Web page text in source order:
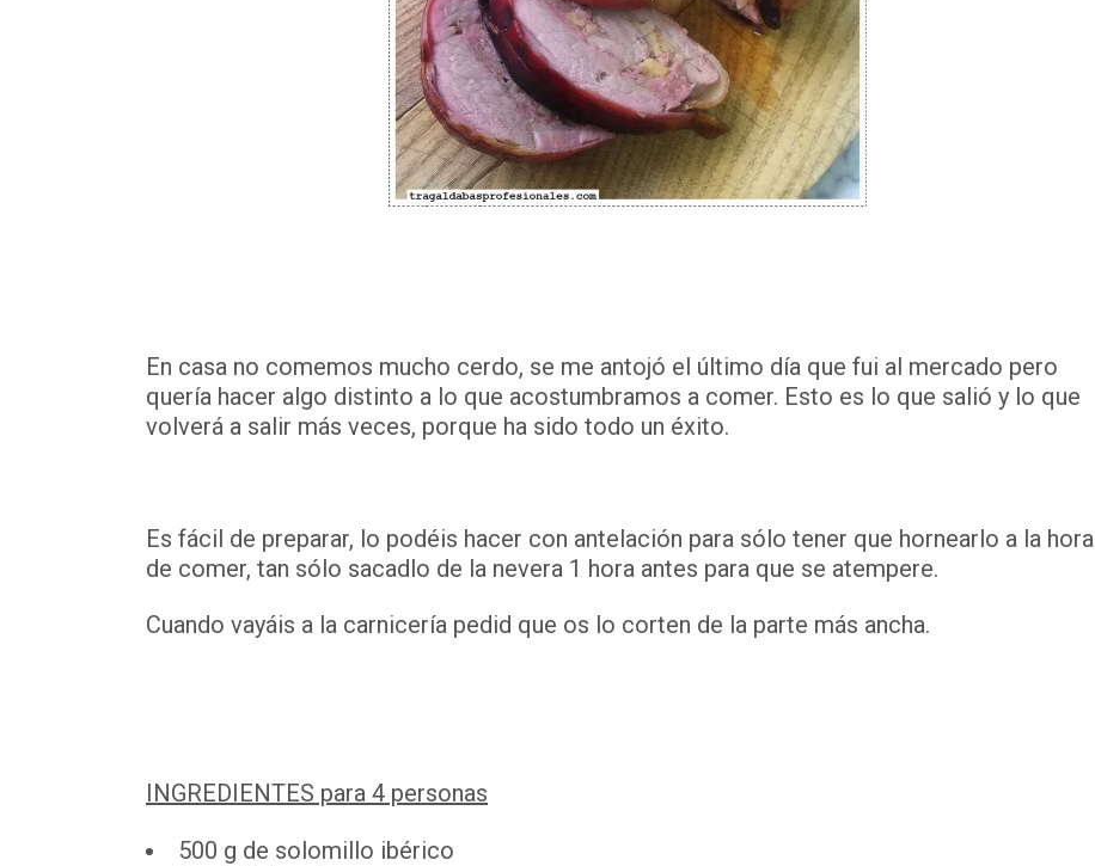
En casa no comemos mucho cerdo, se me antojó el último día que fui al mercado pero
quería hacer algo distinto a lo que acostumbramos a comer. Esto es lo que salió y lo que
volverá a salir más veces, porque ha sido todo un éxito.
Es fácil de preparar, lo podéis hacer con antelación para sólo tener que hornearlo a la hora
de comer, tan sólo sacadlo de la nevera 1 hora antes para que se atempere.
Cuando vayáis a la carnicería pedid que os lo corten de la parte más ancha.
INGREDIENTES para 4 personas
500 g de solomillo ibérico